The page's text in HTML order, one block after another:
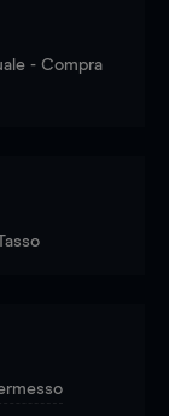
- Compra